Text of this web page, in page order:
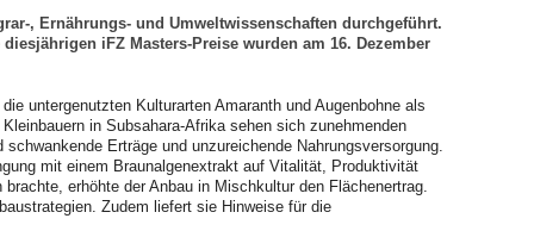
, Ernährungs- und Umweltwissenschaften durchgeführt.
iFZ Masters-Preise wurden am 16. Dezember
untergenutzten Kulturarten Amaranth und Augenbohne als
in Subsahara-Afrika sehen sich zunehmenden
Erträge und unzureichende Nahrungsversorgung.
mit einem Braunalgenextrakt auf Vitalität, Produktivität
erhöhte der Anbau in Mischkultur den Flächenertrag.
Zudem liefert sie Hinweise für die